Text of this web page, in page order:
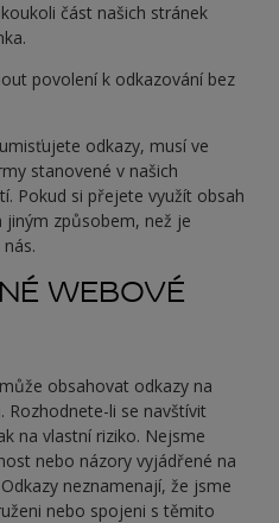
část našich stránek
povolení k odkazování bez
odkazy, musí ve
stanovené v našich
Pokud si přejete využít obsah
jiným způsobem, než je
WEBOVÉ
obsahovat odkazy na
li se navštívit
na vlastní riziko. Nejsme
nebo názory vyjádřené na
neznamenají, že jsme
nebo spojeni s těmito